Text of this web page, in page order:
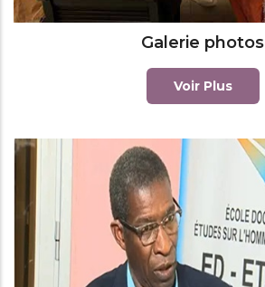
Galerie photos
Voir Plus